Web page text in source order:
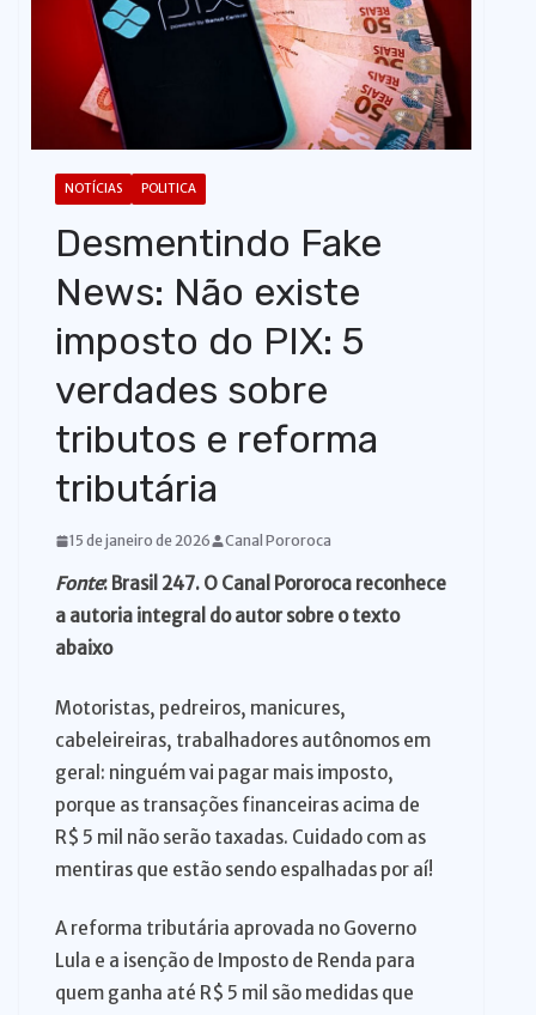
NOTÍCIAS POLITICA
Desmentindo Fake
News: Não existe
imposto do PIX: 5
verdades sobre
tributos e reforma
tributária
15 de janeiro de 2026 Canal Pororoca
Fonte: Brasil 247. O Canal Pororoca reconhece
a autoria integral do autor sobre o texto
abaixo
Motoristas, pedreiros, manicures,
cabeleireiras, trabalhadores autônomos em
geral: ninguém vai pagar mais imposto,
porque as transações financeiras acima de
R$ 5 mil não serão taxadas. Cuidado com as
mentiras que estão sendo espalhadas por aí!
A reforma tributária aprovada no Governo
Lula e a isenção de Imposto de Renda para
quem ganha até R$ 5 mil são medidas que